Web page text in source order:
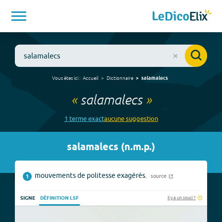
Vous êtes ici : Accueil Dictionnaire salamalecs
«salamalecs»
1 termeexactaucunesuggestion
salamalecs (n.m.p.)
1 mouvements de politesse exagérés. source
SIGNE DÉFINITION LSF Il y a un souci ?